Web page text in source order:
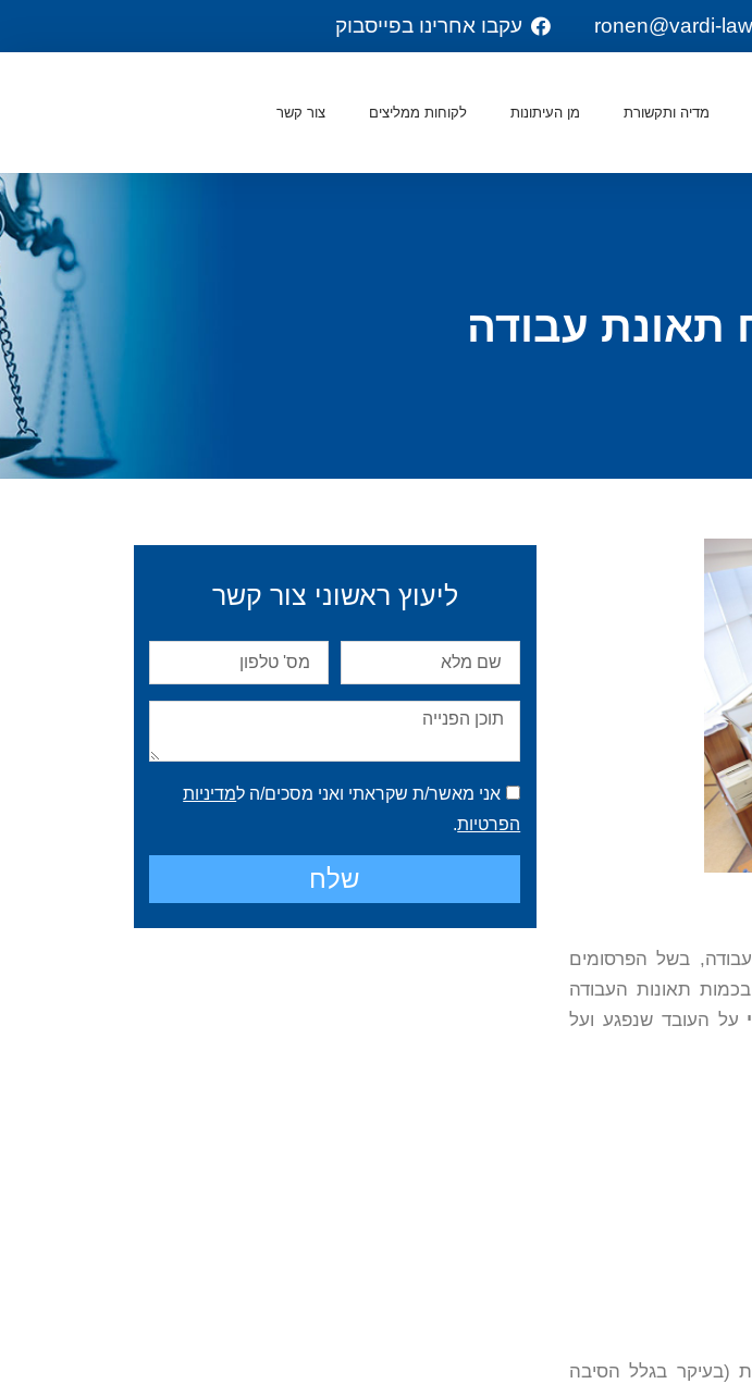
עקבו אחרינו בפייסבוק
מדיה ותקשורת מן העיתונות לקוחות ממליצים צור קשר
תאונת עבודה
בשל הפרסומים
תאונות העבודה
על העובד שנפגע ועל
(בעיקר בגלל הסיבה
ליעוץ ראשוני צור קשר
אני מאשר/ת שקראתי ואני מסכים/ה למדיניות
הפרטיות.
שלח